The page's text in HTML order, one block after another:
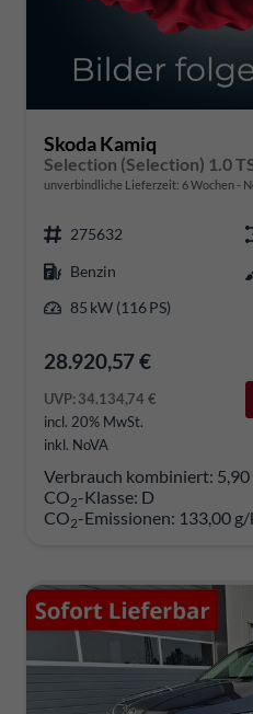
Skoda Kamiq
unverbindliche Lieferzeit: 6 Wochen
275632
Benzin
85 kW (116 PS)
28.920,57 €
UVP:34.134,74 €
incl. 20% MwSt.
inkl. NoVA
Verbrauch kombiniert:
CO2-Klasse: D
CO2-Emissionen: 133,00